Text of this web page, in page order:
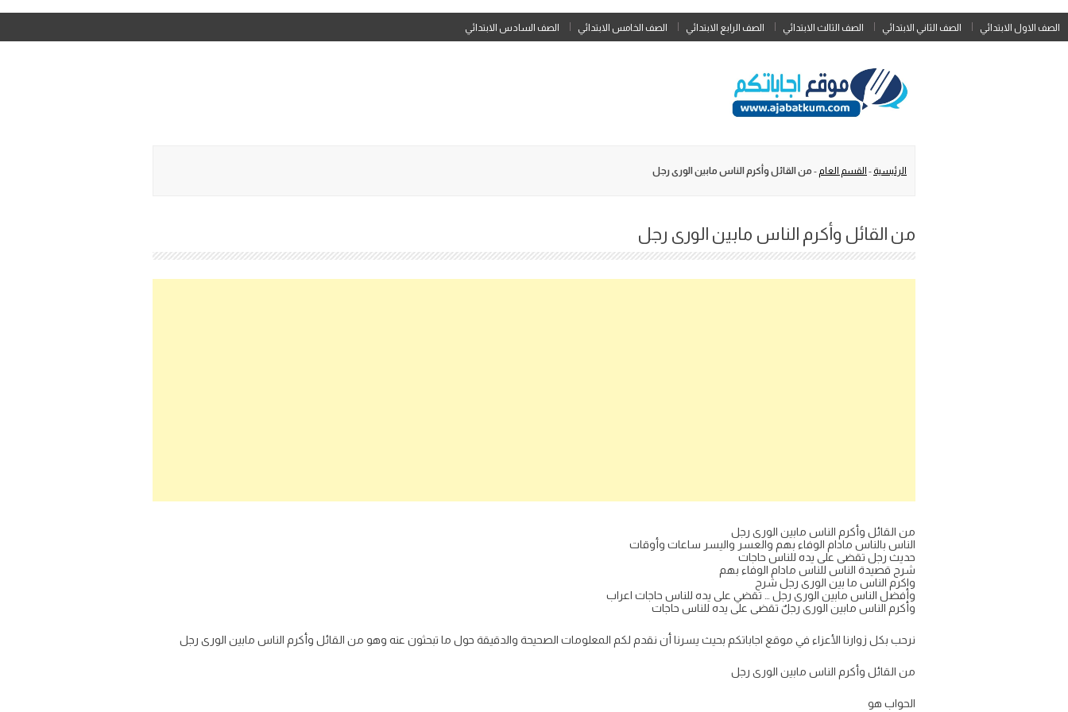
Skip
to
الصف الاول الابتدائي الصف الثاني الابتدائي الصف الثالث الابتدائي الصف الرابع الابتدائي الصف الخامس الابتدائي الصف السادس الابتدائي
الرئيسية - القسم العام - من القائل وأكرم الناس مابين الورى رجل
من القائل وأكرم الناس مابين الورى رجل
من القائل وأكرم الناس مابين الورى رجل
الناس بالناس مادام الوفاء بهم والعسر واليسر ساعات وأوقات
حديث رجل تقضى على يده للناس حاجات
شرح قصيدة الناس للناس مادام الوفاء بهم
واكرم الناس ما بين الورى رجل شرح
وأفضل الناس مابين الورى رجل … تقضي على يده للناس حاجات اعراب
وأكرم الناس مابين الورى رجلٌ تقضى على يده للناس حاجات
نرحب بكل زوارنا الأعزاء في موقع اجاباتكم بحيث يسرنا أن نقدم لكم المعلومات الصحيحة والدقيقة حول ما تبحثون عنه وهو من القائل وأكرم الناس مابين الورى رجل
من القائل وأكرم الناس مابين الورى رجل
الحواب هو